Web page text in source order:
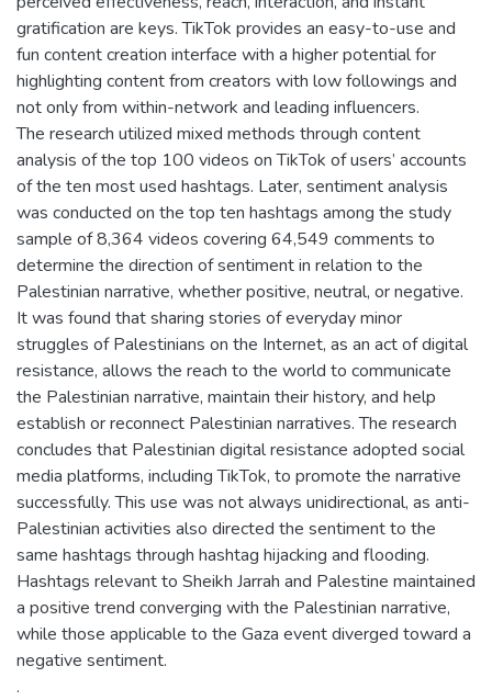
gratification are keys. TikTok provides an easy-to-use and
fun content creation interface with a higher potential for
highlighting content from creators with low followings and
not only from within-network and leading influencers.
The research utilized mixed methods through content
analysis of the top 100 videos on TikTok of users’ accounts
of the ten most used hashtags. Later, sentiment analysis
was conducted on the top ten hashtags among the study
sample of 8,364 videos covering 64,549 comments to
determine the direction of sentiment in relation to the
Palestinian narrative, whether positive, neutral, or negative.
It was found that sharing stories of everyday minor
struggles of Palestinians on the Internet, as an act of digital
resistance, allows the reach to the world to communicate
the Palestinian narrative, maintain their history, and help
establish or reconnect Palestinian narratives. The research
concludes that Palestinian digital resistance adopted social
media platforms, including TikTok, to promote the narrative
successfully. This use was not always unidirectional, as anti-
Palestinian activities also directed the sentiment to the
same hashtags through hashtag hijacking and flooding.
Hashtags relevant to Sheikh Jarrah and Palestine maintained
a positive trend converging with the Palestinian narrative,
while those applicable to the Gaza event diverged toward a
negative sentiment.
.